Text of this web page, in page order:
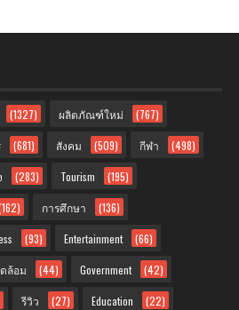
(1327) ผลิตภัณฑ์ใหม่ (767)
(681) สังคม (509) กีฬา (498)
(283) Tourism (195)
การศึกษา (136)
(93) Entertainment (66)
ล้อม (44) Government (42)
รีวิว (27) Education (22)